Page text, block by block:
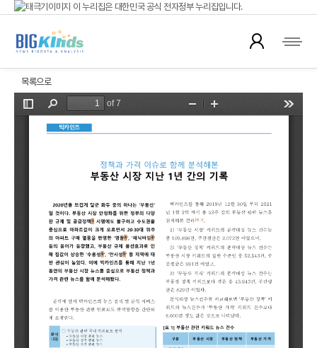
이 누리집은 대한민국 공식 전자정부 누리집입니다.
공식 누리집 주소 확인하기
go.kr 주소를 사용하는 누리집은 대한민국 정부기관이 관리하는 누리집입니다.
운영중인 공식 누리집보기
이슈 리포트
목록으로